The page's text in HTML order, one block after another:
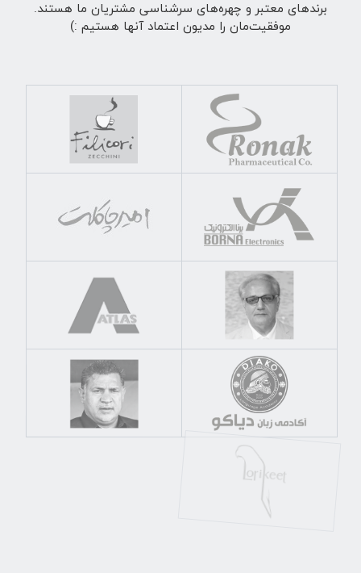
برندهای معتبر و چهره‌های سرشناسی مشتریان ما هستند.
موفقیت‌مان را مدیون اعتماد آنها هستیم :)